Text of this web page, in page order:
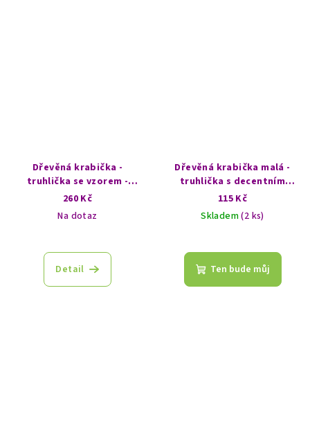
Dřevěná krabička -
truhlička se vzorem -
Strom života
260 Kč
Na dotaz
Detail
Dřevěná krabička malá -
truhlička s decentním
vzorem - Ruka Fatimy
115 Kč
Skladem(2 ks)
Ten bude můj